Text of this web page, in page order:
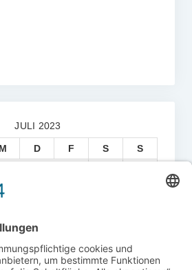
JULI 2023
M D F S
S
5
20
27 28 29
30